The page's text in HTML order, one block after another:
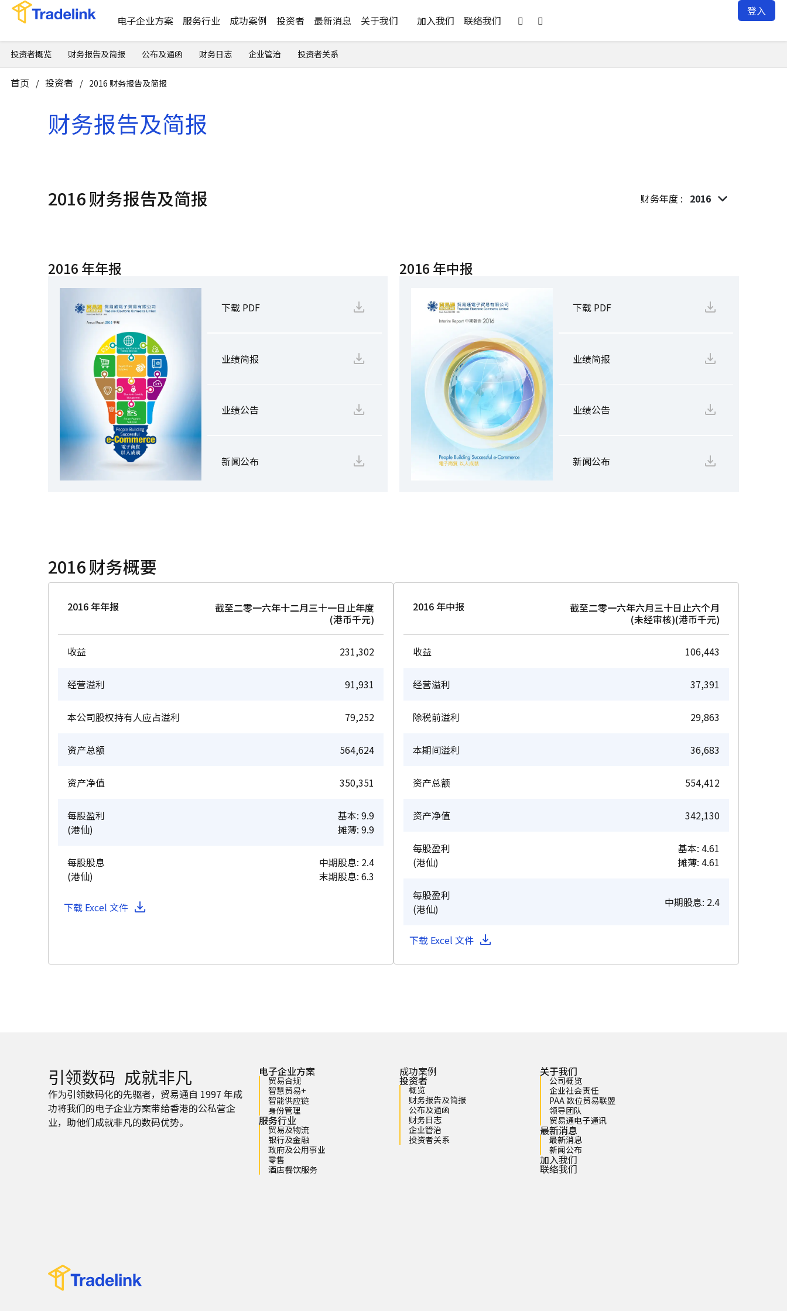
电子企业方案 服务行业 成功案例 投资者 最新消息 关于我们 加入我们 联络我们  
登入
投资者概览 财务报告及简报 公布及通函 财务日志 企业管治 投资者关系
首页 / 投资者 / 2016 财务报告及简报
财务报告及简报
2016 财务报告及简报 财务年度 : 2016
2016 年年报
下载 PDF
业绩简报
业绩公告
新闻公布
2016 年中报
下载 PDF
业绩简报
业绩公告
新闻公布
2016 财务概要
2016 年年报
截至二零一六年十二月三十一日止年度
(港币千元)
收益 231,302
经营溢利 91,931
本公司股权持有人应占溢利 79,252
资产总额 564,624
资产净值 350,351
每股盈利
(港仙)
基本: 9.9
摊薄: 9.9
每股股息
(港仙)
中期股息: 2.4
末期股息: 6.3
下载 Excel 文件
2016 年中报
截至二零一六年六月三十日止六个月
(未经审核)(港币千元)
收益 106,443
经营溢利 37,391
除税前溢利 29,863
本期间溢利 36,683
资产总额 554,412
资产净值 342,130
每股盈利
(港仙)
基本: 4.61
摊薄: 4.61
每股盈利
(港仙)
中期股息: 2.4
下载 Excel 文件
引领数码 成就非凡
作为引领数码化的先驱者，贸易通自 1997 年成
功将我们的电子企业方案带给香港的公私营企
业，助他们成就非凡的数码优势。
电子企业方案
贸易合规
智慧贸易+
智能供应链
身份管理
服务行业
贸易及物流
银行及金融
政府及公用事业
零售
酒店餐饮服务
成功案例
投资者
概览
财务报告及简报
公布及通函
财务日志
企业管治
投资者关系
关于我们
公司概览
企业社会责任
PAA 数位贸易联盟
领导团队
贸易通电子通讯
最新消息
最新消息
新闻公布
加入我们
联络我们